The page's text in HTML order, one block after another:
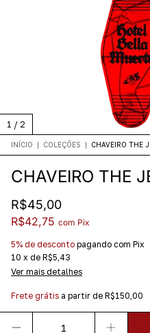
1 / 2
INÍCIO | COLEÇÕES | CHAVEIRO THE
CHAVEIRO THE
R$45,00
R$42,75 com Pix
5% de desconto pagando com Pix
10 x de R$5,43
Ver mais detalhes
Frete grátis a partir de R$150,00